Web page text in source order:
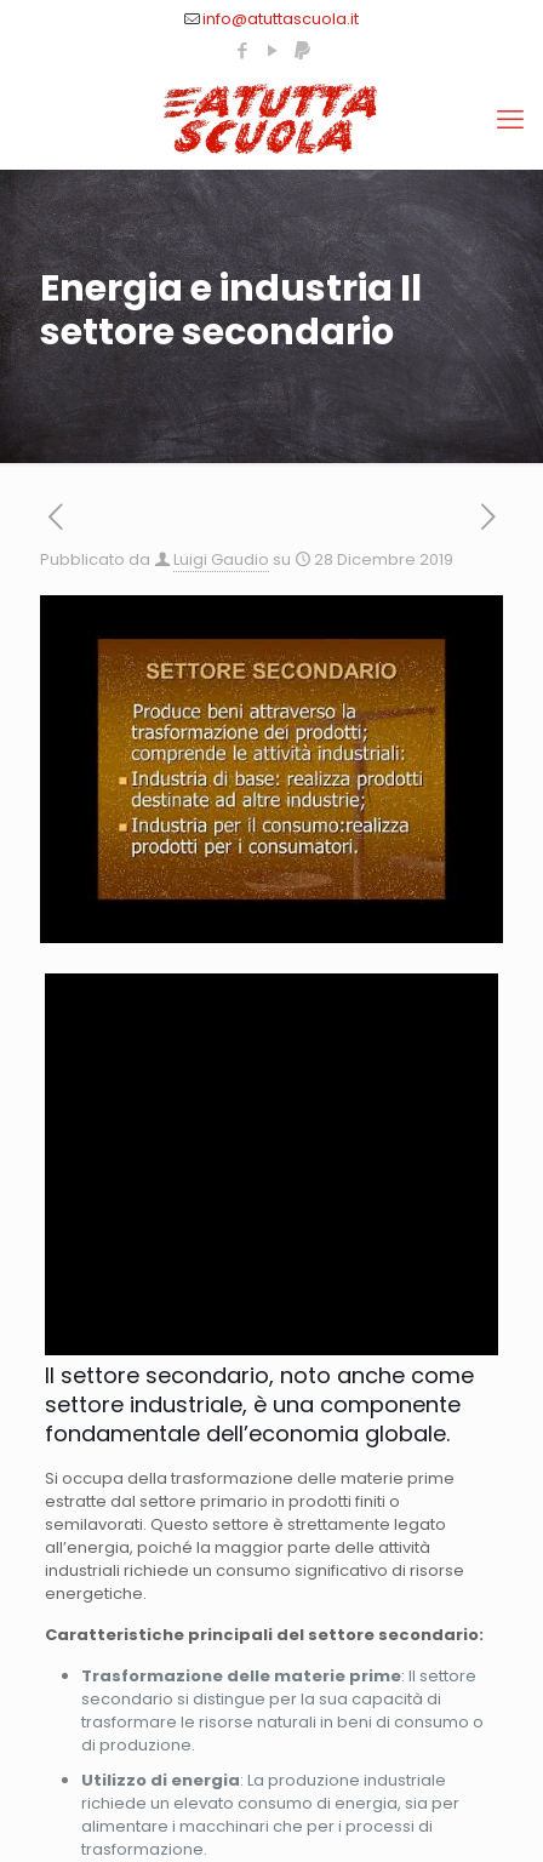
info@atuttascuola.it
Energia e industria Il
settore secondario
Pubblicato da Luigi Gaudio su 28 Dicembre 2019
Il settore secondario, noto anche come
settore industriale, è una componente
fondamentale dell’economia globale.
Si occupa della trasformazione delle materie prime
estratte dal settore primario in prodotti finiti o
semilavorati. Questo settore è strettamente legato
all’energia, poiché la maggior parte delle attività
industriali richiede un consumo significativo di risorse
energetiche.
Caratteristiche principali del settore secondario:
Trasformazione delle materie prime: Il settore
secondario si distingue per la sua capacità di
trasformare le risorse naturali in beni di consumo o
di produzione.
Utilizzo di energia: La produzione industriale
richiede un elevato consumo di energia, sia per
alimentare i macchinari che per i processi di
trasformazione.